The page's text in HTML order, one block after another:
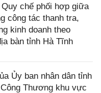
chế phối hợp giữa
công tác thanh tra,
kinh doanh theo
bàn tỉnh Hà Tĩnh
Ủy ban nhân dân tỉnh
Thương khu vực